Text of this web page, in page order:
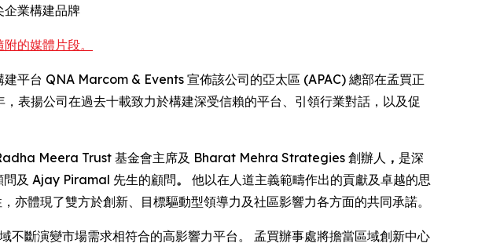
企業構建品牌
的媒體片段。
平台 QNA Marcom & Events 宣佈該公司的亞太區 (APAC) 總部在孟買正
表揚公司在過去十載致力於構建深受信賴的平台、引領行業對話，以及促
Meera Trust 基金會主席及 Bharat Mehra Strategies 創辦人 ， 是深
及 Ajay Piramal 先生的顧問。
他以在人道主義範疇作出的貢獻及卓越的思
體現了雙方於創新、目標驅動型領導力及社區影響力各方面的共同承諾。
斷演變市場需求相符合的高影響力平台。 孟買辦事處將擔當區域創新中心